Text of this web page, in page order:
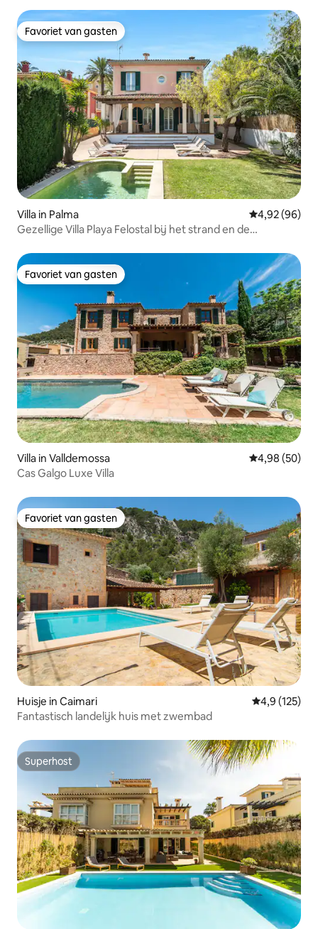
Favoriet van gasten
Favoriet van gasten
Villa in Palma Gemiddelde
4,92 (96)
Gezellige Villa Playa Felostal bij het strand en de
Favoriet van gasten
Favoriet van gasten
Villa in Valldemossa Gemiddelde
4,98 (50)
Cas Galgo Luxe Villa
Favoriet van gasten
Favoriet van gasten
Huisje in Caimari Gemiddelde
4,9 (125)
Fantastisch landelijk huis met zwembad
Superhost
Superhost